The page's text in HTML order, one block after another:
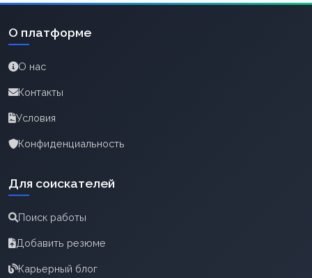
О платформе
О нас
Контакты
Условия
Конфиденциальность
Для соискателей
Поиск работы
Добавить резюме
Карьерный блог